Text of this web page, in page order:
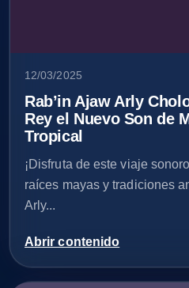
12/03/2025
Rab’in Ajaw Arly
Rey el Nuevo Son de
Tropical
¡Disfruta de este viaje
raíces mayas y tradiciones
Arly...
Abrir contenido